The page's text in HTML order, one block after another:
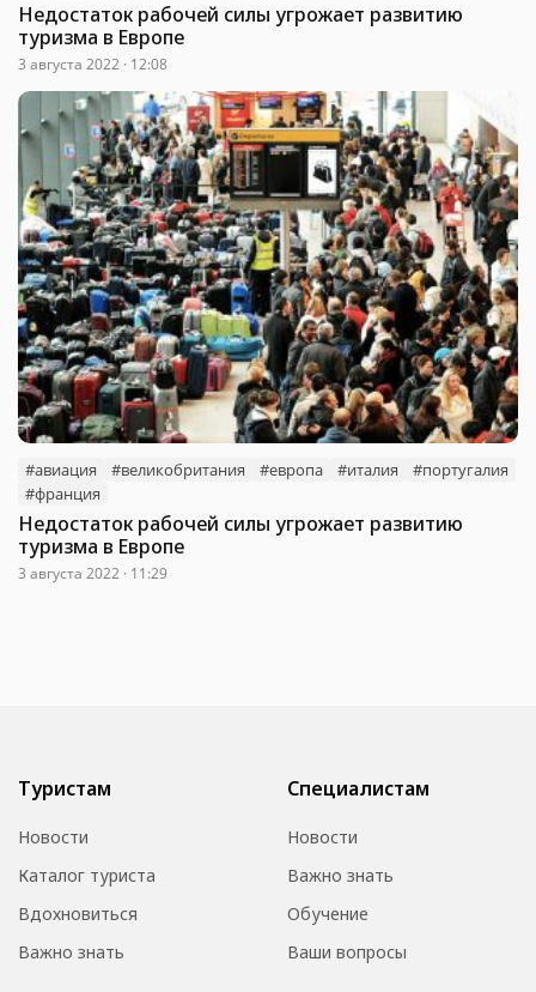
Недостаток рабочей силы угрожает развитию
туризма в Европе
3 августа 2022 · 12:08
#авиация #великобритания #европа #италия
#португалия
#франция
Недостаток рабочей силы угрожает развитию
туризма в Европе
3 августа 2022 · 11:29
Туристам
Новости
Каталог туриста
Вдохновиться
Важно знать
Специалистам
Новости
Важно знать
Обучение
Ваши вопросы